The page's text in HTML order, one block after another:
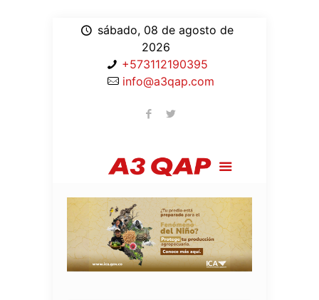
sábado, 08 de agosto de
2026
+573112190395
info@a3qap.com